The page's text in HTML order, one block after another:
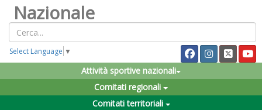
Nazionale
Select Language ▼
Attività sportive nazionali
Comitati regionali
Comitati territoriali